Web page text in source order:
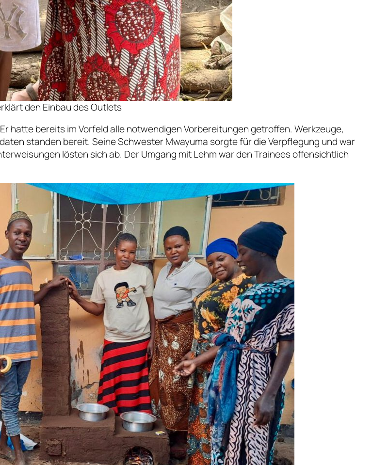
den Einbau des Outlets
hatte bereits im Vorfeld alle notwendigen Vorbereitungen getroffen. Werkzeuge,
standen bereit. Seine Schwester Mwayuma sorgte für die Verpflegung und war
lösten sich ab. Der Umgang mit Lehm war den Trainees offensichtlich